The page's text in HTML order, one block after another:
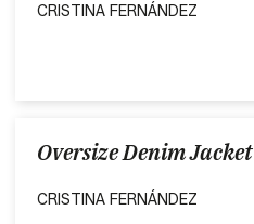
CRISTINA FERNÁNDEZ
Oversize Denim Jacket
CRISTINA FERNÁNDEZ